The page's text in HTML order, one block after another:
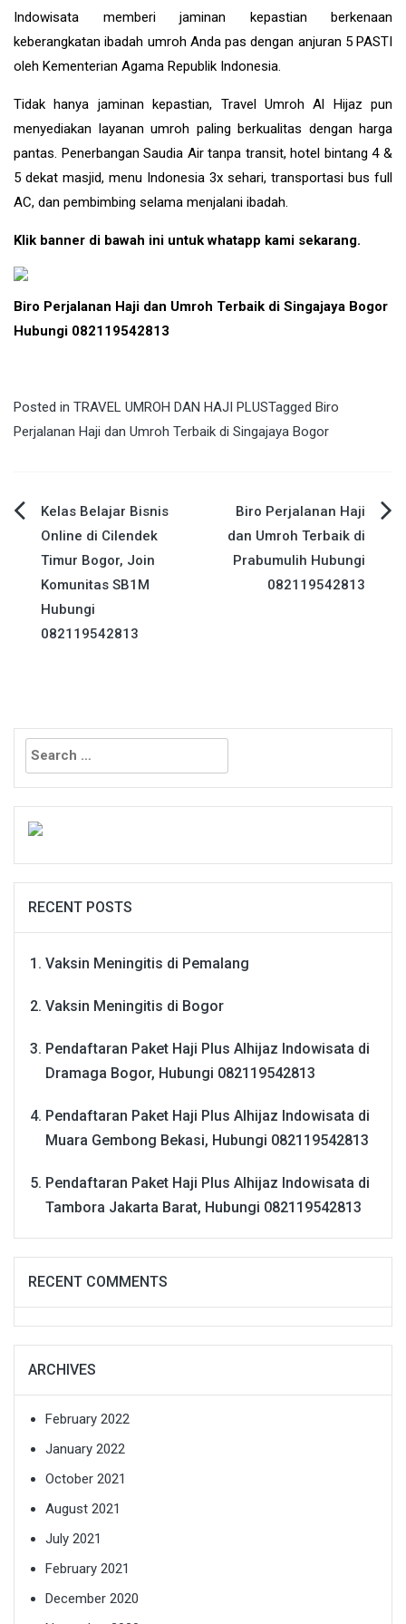
Indowisata memberi jaminan kepastian berkenaan
keberangkatan ibadah umroh Anda pas dengan anjuran 5 PASTI
oleh Kementerian Agama Republik Indonesia.
Tidak hanya jaminan kepastian, Travel Umroh Al Hijaz pun
menyediakan layanan umroh paling berkualitas dengan harga
pantas. Penerbangan Saudia Air tanpa transit, hotel bintang 4 &
5 dekat masjid, menu Indonesia 3x sehari, transportasi bus full
AC, dan pembimbing selama menjalani ibadah.
Klik banner di bawah ini untuk whatapp kami sekarang.
Biro Perjalanan Haji dan Umroh Terbaik di Singajaya Bogor
Hubungi 082119542813
Posted in TRAVEL UMROH DAN HAJI PLUSTagged Biro
Perjalanan Haji dan Umroh Terbaik di Singajaya Bogor
Post
navigation
Kelas Belajar Bisnis
Online di Cilendek
Timur Bogor, Join
Komunitas SB1M
Hubungi
082119542813
Biro Perjalanan Haji
dan Umroh Terbaik di
Prabumulih Hubungi
082119542813
Search
for:
RECENT POSTS
Vaksin Meningitis di Pemalang
Vaksin Meningitis di Bogor
Pendaftaran Paket Haji Plus Alhijaz Indowisata di
Dramaga Bogor, Hubungi 082119542813
Pendaftaran Paket Haji Plus Alhijaz Indowisata di
Muara Gembong Bekasi, Hubungi 082119542813
Pendaftaran Paket Haji Plus Alhijaz Indowisata di
Tambora Jakarta Barat, Hubungi 082119542813
RECENT COMMENTS
ARCHIVES
February 2022
January 2022
October 2021
August 2021
July 2021
February 2021
December 2020